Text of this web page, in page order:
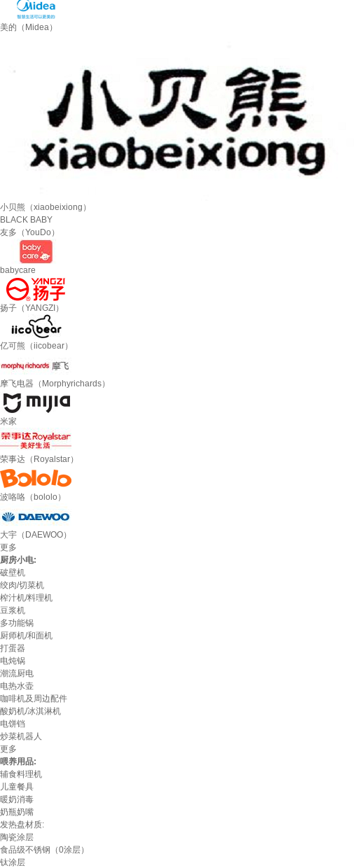
美的（Midea）
小贝熊（xiaobeixiong）
BLACK BABY
友多（YouDo）
babycare
扬子（YANGZI）
亿可熊（iicobear）
摩飞电器（Morphyrichards）
米家
荣事达（Royalstar）
波咯咯（bololo）
大宇（DAEWOO）
更多
厨房小电:
破壁机
绞肉/切菜机
榨汁机/料理机
豆浆机
多功能锅
厨师机/和面机
打蛋器
电炖锅
潮流厨电
电热水壶
咖啡机及周边配件
酸奶机/冰淇淋机
电饼铛
炒菜机器人
更多
喂养用品:
辅食料理机
儿童餐具
暖奶消毒
奶瓶奶嘴
发热盘材质:
陶瓷涂层
食品级不锈钢（0涂层）
钛涂层